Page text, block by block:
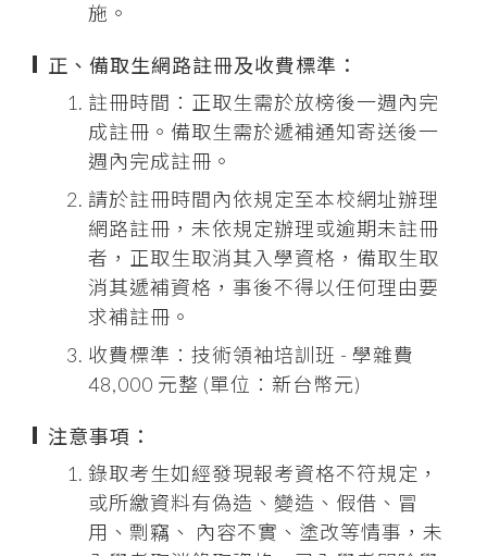
施。
正、備取生網路註冊及收費標準：
註冊時間：正取生需於放榜後一週內完
成註冊。備取生需於遞補通知寄送後一
週內完成註冊。
請於註冊時間內依規定至本校網址辦理
網路註冊，未依規定辦理或逾期未註冊
者，正取生取消其入學資格，備取生取
消其遞補資格，事後不得以任何理由要
求補註冊。
收費標準：技術領袖培訓班 - 學雜費
48,000 元整 (單位：新台幣元)
注意事項：
錄取考生如經發現報考資格不符規定，
或所繳資料有偽造、變造、假借、冒
用、剽竊、 內容不實、塗改等情事，未